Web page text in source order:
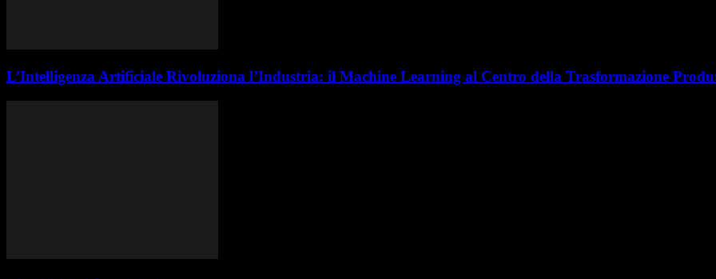
L’Intelligenza Artificiale Rivoluziona l’Industria: il Machine Learning al Centro della Trasformazione